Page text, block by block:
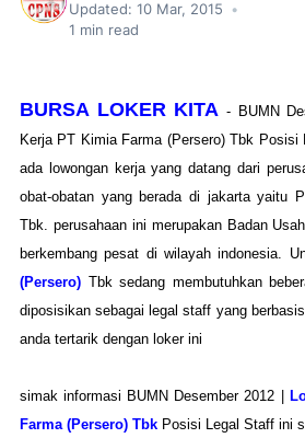
Updated: 10 Mar, 2015
•
1 min read
BURSA LOKER KITA - BUMN
Kerja PT Kimia Farma (Persero) Tbk
ada lowongan kerja yang datang dari
obat-obatan yang berada di jakarta yaitu
Tbk. perusahaan ini merupakan Badan
berkembang pesat di wilayah indonesia.
(Persero) Tbk sedang membutuhkan
diposisikan sebagai legal staff yang
anda tertarik dengan loker ini
simak informasi BUMN Desember 2012 |
Farma (Persero) Tbk Posisi Legal Staff ini